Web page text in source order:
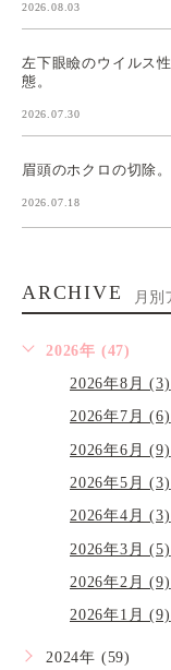
2026.08.03
左下眼瞼のウイルス
態。
2026.07.30
眉頭のホクロの切除
2026.07.18
ARCHIVE 月別
2026年 (47)
2026年8月 (3)
2026年7月 (6)
2026年6月 (9)
2026年5月 (3)
2026年4月 (3)
2026年3月 (5)
2026年2月 (9)
2026年1月 (9)
2024年 (59)